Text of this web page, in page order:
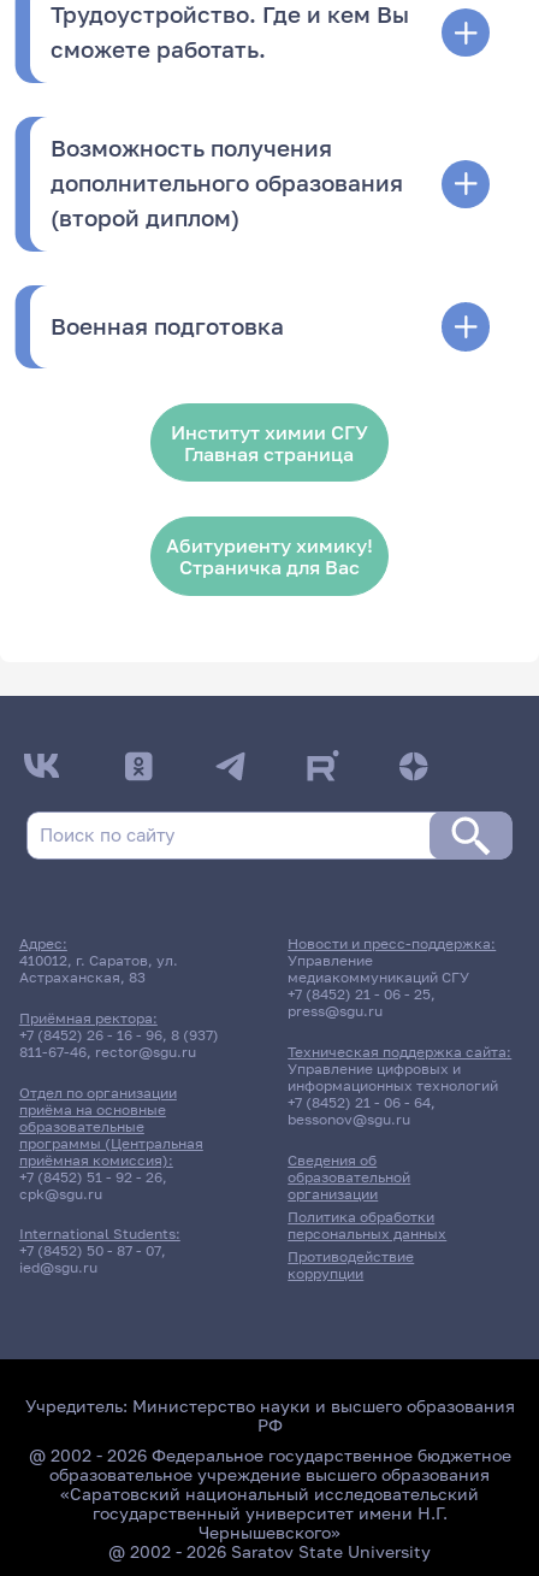
Трудоустройство. Где и кем Вы
сможете работать.
Возможность получения
дополнительного образования
(второй диплом)
Военная подготовка
Институт химии СГУ
Главная страница
Абитуриенту химику!
Страничка для Вас
Адрес:
410012, г. Саратов, ул.
Астраханская, 83
Приёмная ректора:
+7 (8452) 26 - 16 - 96, 8 (937)
811-67-46, rector@sgu.ru
Отдел по организации
приёма на основные
образовательные
программы (Центральная
приёмная комиссия):
+7 (8452) 51 - 92 - 26,
cpk@sgu.ru
International Students:
+7 (8452) 50 - 87 - 07,
ied@sgu.ru
Сведения об
образовательной
организации
Политика обработки
персональных данных
Противодействие
коррупции
Новости и пресс-поддержка:
Управление
медиакоммуникаций СГУ
+7 (8452) 21 - 06 - 25,
press@sgu.ru
Техническая поддержка сайта:
Управление цифровых и
информационных технологий
+7 (8452) 21 - 06 - 64,
bessonov@sgu.ru
Учредитель: Министерство науки и высшего образования
РФ
@ 2002 - 2026 Федеральное государственное бюджетное
образовательное учреждение высшего образования
«Саратовский национальный исследовательский
государственный университет имени Н.Г.
Чернышевского»
@ 2002 - 2026 Saratov State University